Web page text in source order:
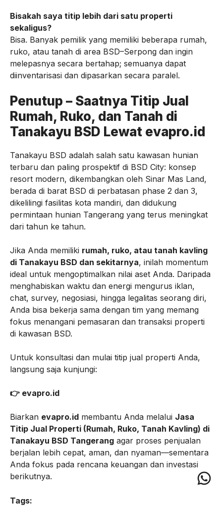
Bisakah saya titip lebih dari satu properti
sekaligus?
Bisa. Banyak pemilik yang memiliki beberapa rumah,
ruko, atau tanah di area BSD–Serpong dan ingin
melepasnya secara bertahap; semuanya dapat
diinventarisasi dan dipasarkan secara paralel.
Penutup – Saatnya Titip Jual
Rumah, Ruko, dan Tanah di
Tanakayu BSD Lewat evapro.id
Tanakayu BSD adalah salah satu kawasan hunian
terbaru dan paling prospektif di BSD City: konsep
resort modern, dikembangkan oleh Sinar Mas Land,
berada di barat BSD di perbatasan phase 2 dan 3,
dikelilingi fasilitas kota mandiri, dan didukung
permintaan hunian Tangerang yang terus meningkat
dari tahun ke tahun.
Jika Anda memiliki rumah, ruko, atau tanah kavling
di Tanakayu BSD dan sekitarnya, inilah momentum
ideal untuk mengoptimalkan nilai aset Anda. Daripada
menghabiskan waktu dan energi mengurus iklan,
chat, survey, negosiasi, hingga legalitas seorang diri,
Anda bisa bekerja sama dengan tim yang memang
fokus menangani pemasaran dan transaksi properti
di kawasan BSD.
Untuk konsultasi dan mulai titip jual properti Anda,
langsung saja kunjungi:
👉 evapro.id
Biarkan evapro.id membantu Anda melalui Jasa
Titip Jual Properti (Rumah, Ruko, Tanah Kavling) di
Tanakayu BSD Tangerang agar proses penjualan
berjalan lebih cepat, aman, dan nyaman—sementara
Anda fokus pada rencana keuangan dan investasi
berikutnya.
Tags: